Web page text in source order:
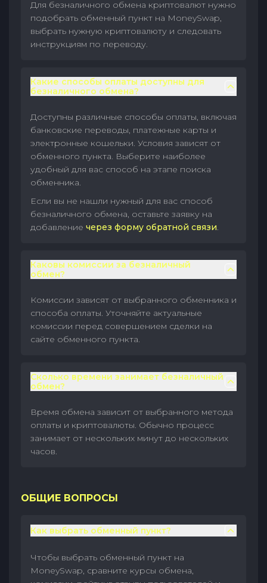
Для безналичного обмена криптовалют нужно
подобрать обменный пункт на MoneySwap,
выбрать нужную криптовалюту и следовать
инструкциям по переводу.
Какие способы оплаты доступны для
безналичного обмена?
Доступны различные способы оплаты, включая
банковские переводы, платежные карты и
электронные кошельки. Условия зависят от
обменного пункта. Выберите наиболее
удобный для вас способ на этапе поиска
обменника.
Если вы не нашли нужный для вас способ
безналичного обмена, оставьте заявку на
добавление через форму обратной связи.
Каковы комиссии за безналичный
обмен?
Комиссии зависят от выбранного обменника и
способа оплаты. Уточняйте актуальные
комиссии перед совершением сделки на
сайте обменного пункта.
Сколько времени занимает безналичный
обмен?
Время обмена зависит от выбранного метода
оплаты и криптовалюты. Обычно процесс
занимает от нескольких минут до нескольких
часов.
ОБЩИЕ ВОПРОСЫ
Как выбрать обменный пункт?
Чтобы выбрать обменный пункт на
MoneySwap, сравните курсы обмена,